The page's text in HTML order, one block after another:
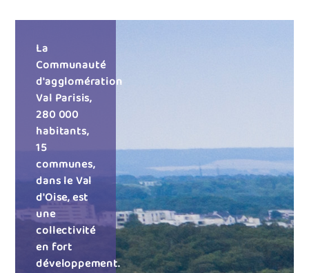
La
Communauté
d'agglomération
Val Parisis,
280 000
habitants,
15
communes,
dans le Val
d'Oise, est
une
collectivité
en fort
développement.